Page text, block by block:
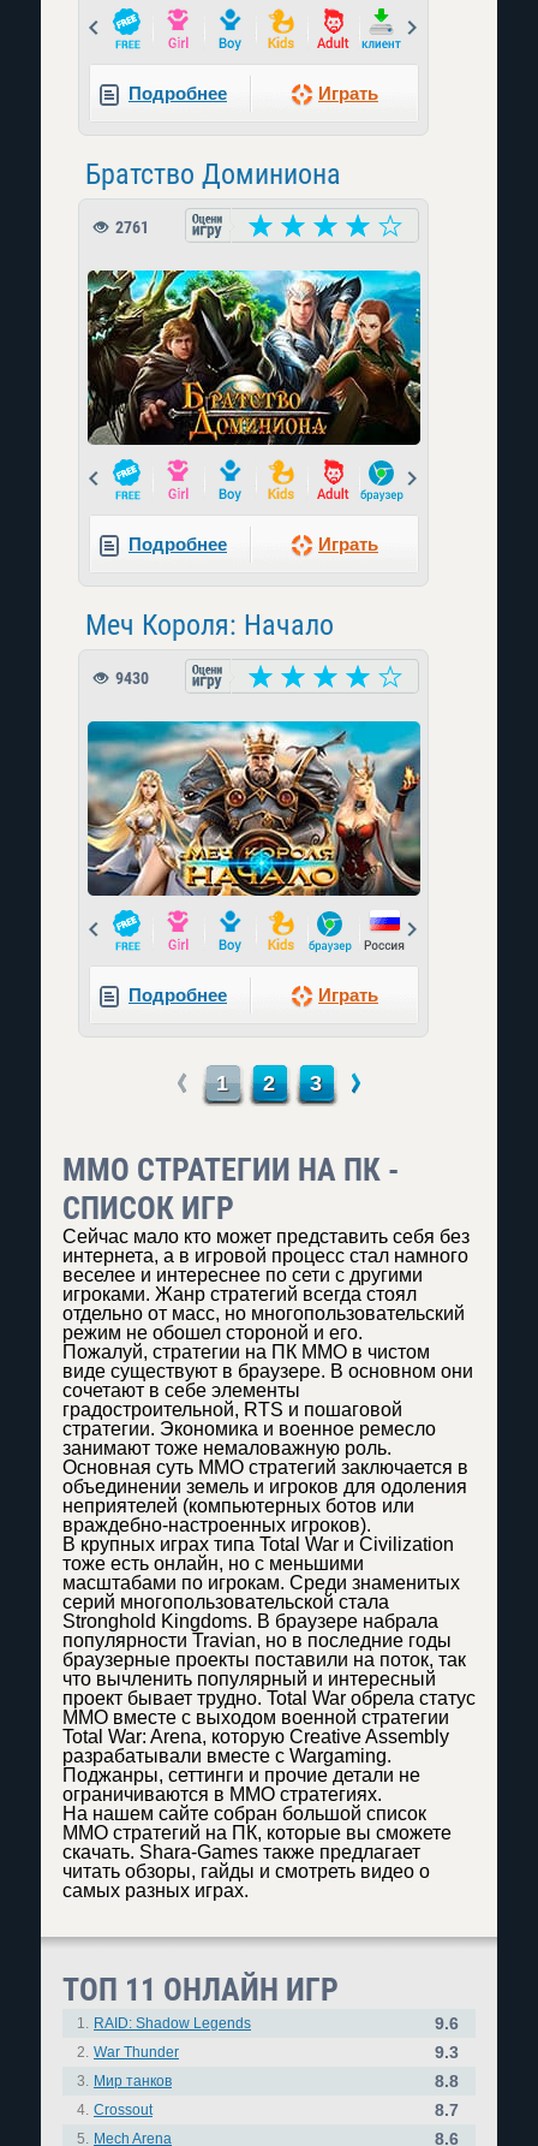
Prev
Подробнее Играть
Братство Доминиона
2761
Prev
Подробнее Играть
Меч Короля: Начало
9430
Prev
Подробнее Играть
←1 2 3
ММО СТРАТЕГИИ НА ПК -
СПИСОК ИГР
Сейчас мало кто может представить себя без
интернета, а в игровой процесс стал намного
веселее и интереснее по сети с другими
игроками. Жанр стратегий всегда стоял
отдельно от масс, но многопользовательский
режим не обошел стороной и его.
Пожалуй, стратегии на ПК ММО в чистом
виде существуют в браузере. В основном они
сочетают в себе элементы
градостроительной, RTS и пошаговой
стратегии. Экономика и военное ремесло
занимают тоже немаловажную роль.
Основная суть ММО стратегий заключается в
объединении земель и игроков для одоления
неприятелей (компьютерных ботов или
враждебно-настроенных игроков).
В крупных играх типа Total War и Civilization
тоже есть онлайн, но с меньшими
масштабами по игрокам. Среди знаменитых
серий многопользовательской стала
Stronghold Kingdoms. В браузере набрала
популярности Travian, но в последние годы
браузерные проекты поставили на поток, так
что вычленить популярный и интересный
проект бывает трудно. Total War обрела статус
ММО вместе с выходом военной стратегии
Total War: Arena, которую Creative Assembly
разрабатывали вместе с Wargaming.
Поджанры, сеттинги и прочие детали не
ограничиваются в ММО стратегиях.
На нашем сайте собран большой список
ММО стратегий на ПК, которые вы сможете
скачать. Shara-Games также предлагает
читать обзоры, гайды и смотреть видео о
самых разных играх.
ТОП 11 ОНЛАЙН ИГР
1. RAID: Shadow Legends 9.6
2. War Thunder 9.3
3. Мир танков 8.8
4. Crossout 8.7
5. Mech Arena 8.6